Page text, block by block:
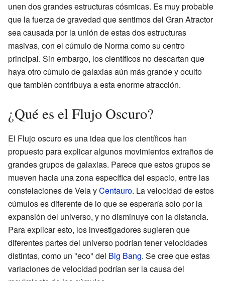
unen dos grandes estructuras cósmicas. Es muy probable
que la fuerza de gravedad que sentimos del Gran Atractor
sea causada por la unión de estas dos estructuras
masivas, con el cúmulo de Norma como su centro
principal. Sin embargo, los científicos no descartan que
haya otro cúmulo de galaxias aún más grande y oculto
que también contribuya a esta enorme atracción.
¿Qué es el Flujo Oscuro?
El Flujo oscuro es una idea que los científicos han
propuesto para explicar algunos movimientos extraños de
grandes grupos de galaxias. Parece que estos grupos se
mueven hacia una zona específica del espacio, entre las
constelaciones de Vela yCentauro. La velocidad de estos
cúmulos es diferente de lo que se esperaría solo por la
expansión del universo, y no disminuye con la distancia.
Para explicar esto, los investigadores sugieren que
diferentes partes del universo podrían tener velocidades
distintas, como un "eco" del Big Bang. Se cree que estas
variaciones de velocidad podrían ser la causa del